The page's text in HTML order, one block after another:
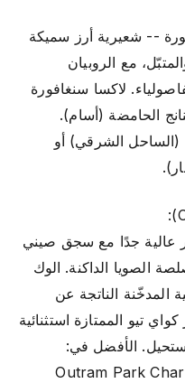
-- شعيرية أرز سميكة
مع الروبيان
لاكسا سنغافورة
الحامضة (أسام).
الأفضل في: 328 Katong Laksa (الساحل الشرقي) أو
عالية جدًا مع سجق صيني
الصويا الداكنة. الوك
المدخّنة الناتجة عن
تيو الممتازة استثنائية
الأفضل في:
Outram Park